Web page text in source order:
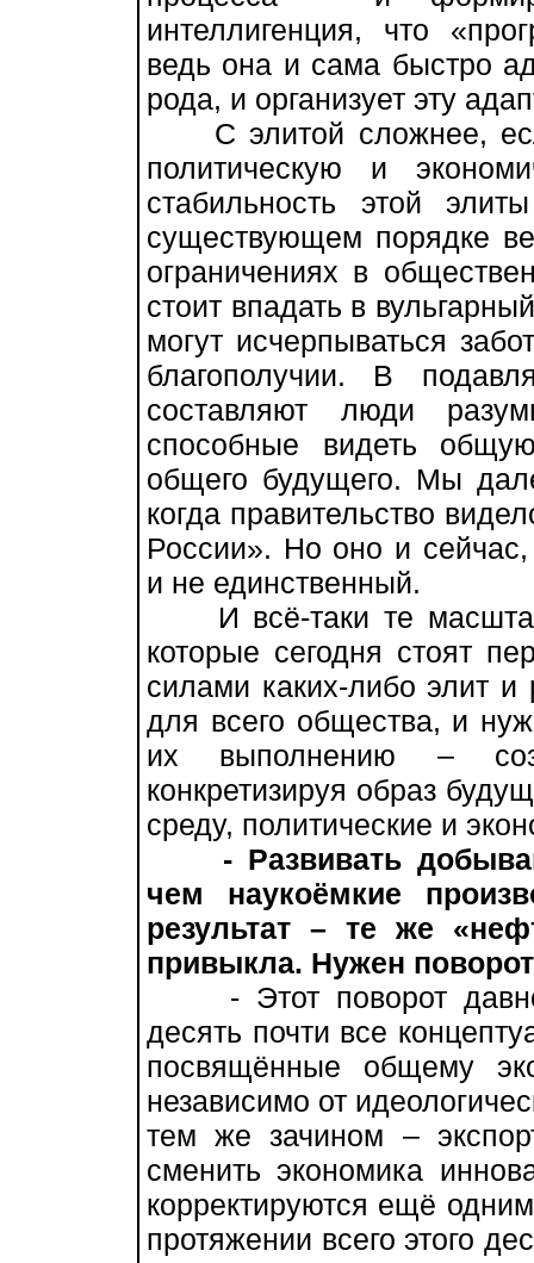
интеллигенция, что
ведь она и сама быстро
рода, и организует эту
С элитой сложнее,
политическую и
стабильность этой
существующем порядке
ограничениях в
стоит впадать в
могут исчерпываться
благополучии. В
составляют люди
способные видеть
общего будущего. Мы
когда правительство
России». Но оно и
и не единственный.
И всё-таки те
которые сегодня стоят
силами каких-либо элит и
для всего общества, и
их выполнению –
конкретизируя образ
среду, политические и
- Развивать
чем наукоёмкие
результат – те же
привыкла. Нужен
- Этот поворот давно
десять почти все
посвящённые общему
независимо от
тем же зачином –
сменить экономика
корректируются ещё
протяжении всего этого